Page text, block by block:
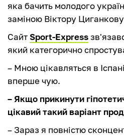
яка бачить молодого
заміною Віктору
Сайт Sport-Express
який категорично
– Мною цікавляться в
вперше чую.
– Якщо прикинути
цікавий такий варіант
– Зараз я повністю